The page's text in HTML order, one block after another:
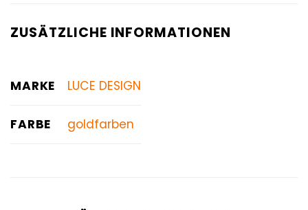
ZUSÄTZLICHE INFORMATIONEN
MARKE LUCE DESIGN
FARBE goldfarben